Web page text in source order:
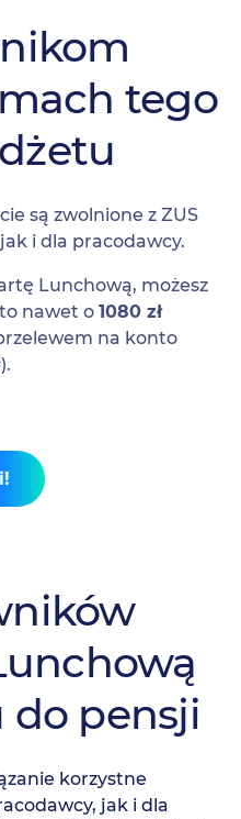
tego
są zwolnione z ZUS
i dla pracodawcy.
Lunchową, możesz
nawet o 1080 zł
na konto
pensji
korzystne
jak i dla